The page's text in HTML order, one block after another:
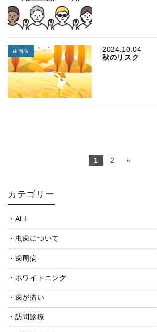
2024.10.04
歯周病
秋のリスク
1 2 »
カテゴリー
ALL
虫歯について
歯周病
ホワイトニング
歯が痛い
訪問診療